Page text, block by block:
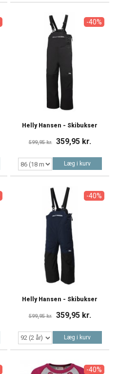
-40%
Helly Hansen - Skibukser
599,95 kr. 359,95 kr.
Læg i kurv
-40%
Helly Hansen - Skibukser
599,95 kr. 359,95 kr.
Læg i kurv
-40%